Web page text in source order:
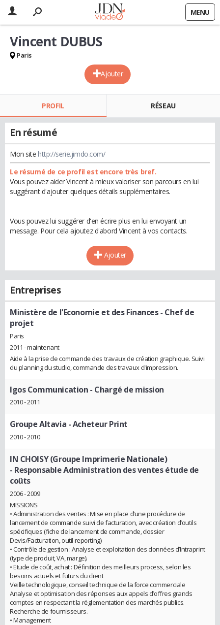
MENU
Ajouter
Vincent DUBUS
Paris
PROFIL RÉSEAU
En résumé
Mon sitehttp://serie.jimdo.com/
Le résumé de ce profil est encore très bref.
Vous pouvez aider Vincent à mieux valoriser son parcours en lui
suggérant d'ajouter quelques détails supplémentaires.
Vous pouvez lui suggérer d'en écrire plus en lui envoyant un
message. Pour cela ajoutez d'abord Vincent à vos contacts.
Ajouter
Entreprises
Ministère de l'Economie et des Finances- Chef de
projet
Paris
2011 - maintenant
Aide à la prise de commande des travaux de création graphique. Suivi
du planning du studio, commande des travaux d'impression.
Igos Communication - Chargé de mission
2010 - 2011
Groupe Altavia - Acheteur Print
2010 - 2010
IN CHOISY (Groupe Imprimerie Nationale)
- Responsable Administration des ventes étude de
coûts
2006 - 2009
MISSIONS
• Administration des ventes : Mise en place d’une procédure de
lancement de commande suivi de facturation, avec création d’outils
spécifiques (fiche de lancement de commande, dossier
Devis/Facturation, outil reporting)
• Contrôle de gestion : Analyse et exploitation des données d’Intraprint
(type de produit, VA, marge).
• Etude de coût, achat : Définition des meilleurs process, selon les
besoins actuels et futurs du client
Veille technologique, conseil technique de la force commerciale
Analyse et optimisation des réponses aux appels d’offres grands
comptes en respectant la réglementation des marchés publics.
Recherche de fournisseurs.
• Management